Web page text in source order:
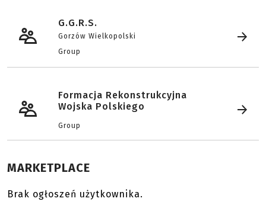
G.G.R.S.
Gorzów Wielkopolski
Group
Formacja Rekonstrukcyjna
Wojska Polskiego
Group
MARKETPLACE
Brak ogłoszeń użytkownika.